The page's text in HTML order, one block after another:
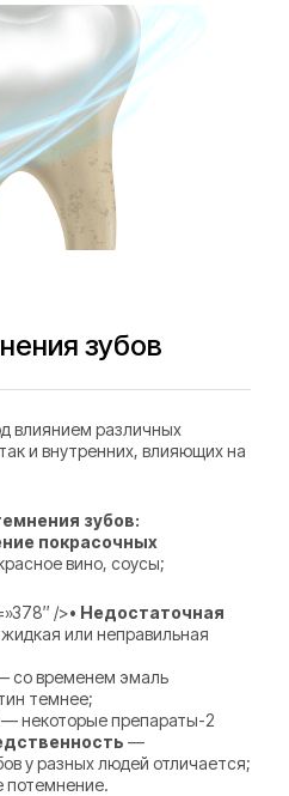
зубов
влиянием различных
и внутренних, влияющих на
зубов:
покрасочных
вино, соусы;
/>• Недостаточная
или неправильная
со временем эмаль
темнее;
некоторые препараты-2
—
у разных людей отличается;
потемнение.